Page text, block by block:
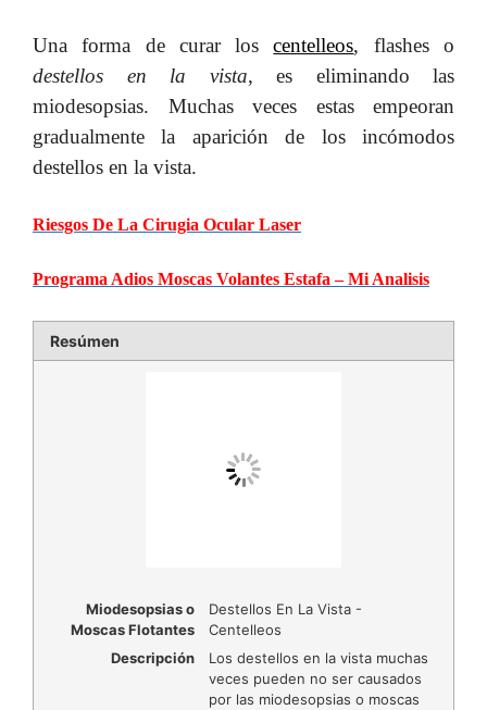
Una forma de curar loscentelleos, flashes o
destellos en la vista, es eliminando las
miodesopsias. Muchas veces estas empeoran
gradualmente la aparición de los incómodos
destellos en la vista.
Riesgos De La Cirugia Ocular Laser
Programa Adios Moscas Volantes Estafa – Mi Analisis
Resúmen
Miodesopsias o
Moscas Flotantes
Destellos En La Vista -
Centelleos
Descripción
Los destellos en la vista muchas
veces pueden no ser causados
por las miodesopsias o moscas